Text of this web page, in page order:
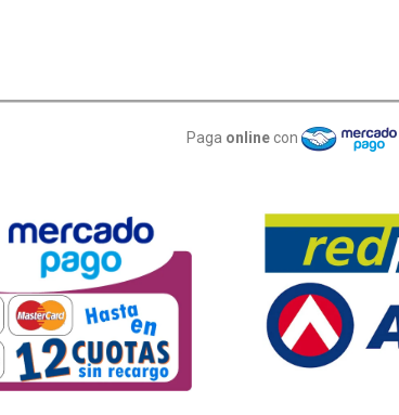
Paga online con